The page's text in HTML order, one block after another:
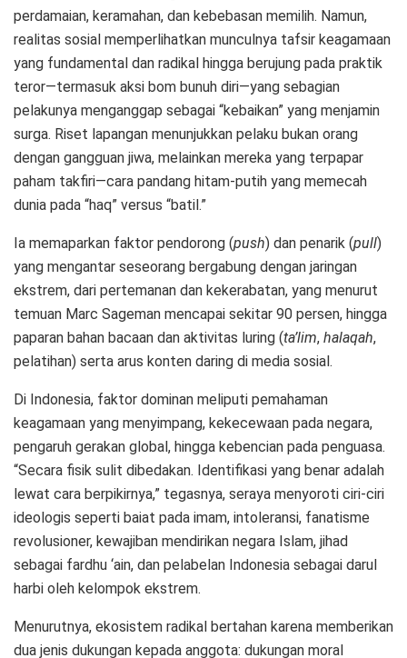
perdamaian, keramahan, dan kebebasan memilih. Namun,
realitas sosial memperlihatkan munculnya tafsir keagamaan
yang fundamental dan radikal hingga berujung pada praktik
teror—termasuk aksi bom bunuh diri—yang sebagian
pelakunya menganggap sebagai “kebaikan” yang menjamin
surga. Riset lapangan menunjukkan pelaku bukan orang
dengan gangguan jiwa, melainkan mereka yang terpapar
paham takfiri—cara pandang hitam-putih yang memecah
dunia pada “haq” versus “batil.”
Ia memaparkan faktor pendorong (push) dan penarik (pull)
yang mengantar seseorang bergabung dengan jaringan
ekstrem, dari pertemanan dan kekerabatan, yang menurut
temuan Marc Sageman mencapai sekitar 90 persen, hingga
paparan bahan bacaan dan aktivitas luring (ta’lim, halaqah,
pelatihan) serta arus konten daring di media sosial.
Di Indonesia, faktor dominan meliputi pemahaman
keagamaan yang menyimpang, kekecewaan pada negara,
pengaruh gerakan global, hingga kebencian pada penguasa.
“Secara fisik sulit dibedakan. Identifikasi yang benar adalah
lewat cara berpikirnya,” tegasnya, seraya menyoroti ciri-ciri
ideologis seperti baiat pada imam, intoleransi, fanatisme
revolusioner, kewajiban mendirikan negara Islam, jihad
sebagai fardhu ‘ain, dan pelabelan Indonesia sebagai darul
harbi oleh kelompok ekstrem.
Menurutnya, ekosistem radikal bertahan karena memberikan
dua jenis dukungan kepada anggota: dukungan moral